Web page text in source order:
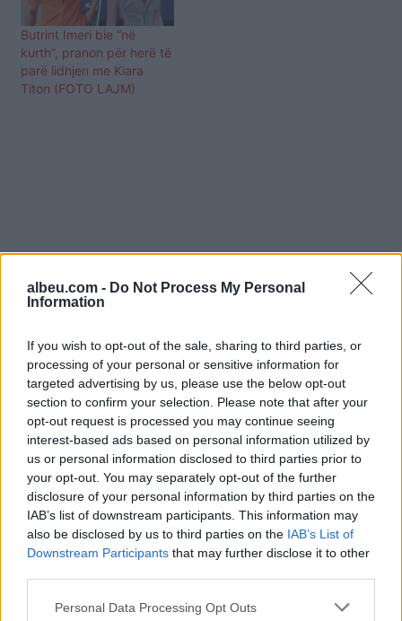
albeu.com - Do Not Process My Personal
Information
If you wish to opt-out of the sale, sharing to third parties, or
processing of your personal or sensitive information for
targeted advertising by us, please use the below opt-out
section to confirm your selection. Please note that after your
opt-out request is processed you may continue seeing
interest-based ads based on personal information utilized by
us or personal information disclosed to third parties prior to
your opt-out. You may separately opt-out of the further
disclosure of your personal information by third parties on the
IAB’s list of downstream participants. This information may
also be disclosed by us to third parties on the IAB’s List of
Downstream Participants that may further disclose it to other
Personal Data Processing Opt Outs
Butrint Imeri bie “në
kurth”, pranon për herë të
parë lidhjen me Kiara
Titon (FOTO LAJM)
Shtuarmë22.01.2023 13:59
Tags:
butrint imeri , kiara , luiz